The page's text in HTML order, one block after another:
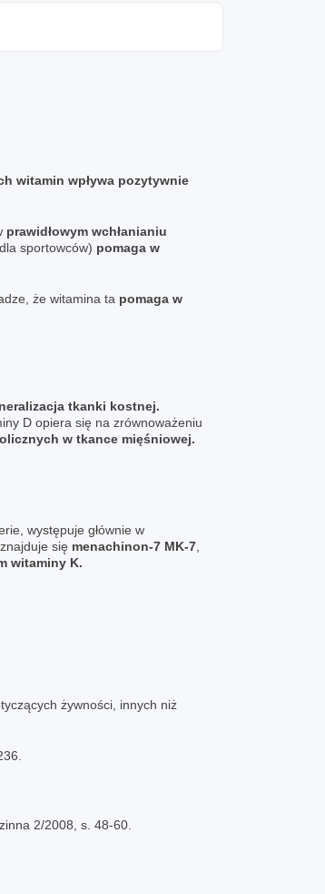
witamin wpływa pozytywnie
prawidłowym wchłanianiu
sportowców) pomaga w
że witamina ta pomaga w
tkanki kostnej.
D opiera się na zrównoważeniu
w tkance mięśniowej.
występuje głównie w
znajduje się menachinon-7 MK-7
witaminy K.
żywności, innych niż
2/2008, s. 48-60.